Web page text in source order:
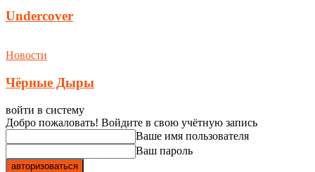
Undercover
Новости
Чёрные Дыры
войти в систему
Добро пожаловать! Войдите в свою учётную запись
Ваше имя пользователя
Ваш пароль